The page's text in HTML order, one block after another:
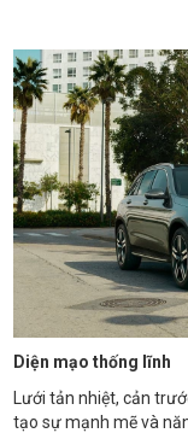
Diện mạo thống lĩnh
Lưới tản nhiệt, cản
tạo sự mạnh mẽ và